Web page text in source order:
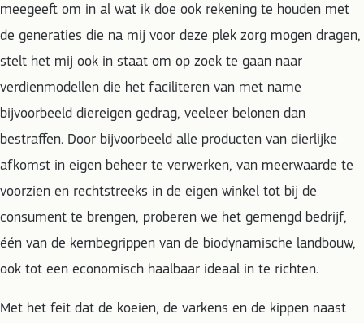
meegeeft om in al wat ik doe ook rekening te houden met
de generaties die na mij voor deze plek zorg mogen dragen,
stelt het mij ook in staat om op zoek te gaan naar
verdienmodellen die het faciliteren van met name
bijvoorbeeld diereigen gedrag, veeleer belonen dan
bestraffen. Door bijvoorbeeld alle producten van dierlijke
afkomst in eigen beheer te verwerken, van meerwaarde te
voorzien en rechtstreeks in de eigen winkel tot bij de
consument te brengen, proberen we het gemengd bedrijf,
één van de kernbegrippen van de biodynamische landbouw,
ook tot een economisch haalbaar ideaal in te richten.
Met het feit dat de koeien, de varkens en de kippen naast